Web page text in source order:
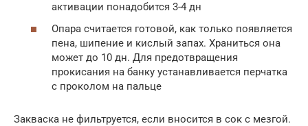
активации понадобится 3-4 дн
Опара считается готовой, как только появляется
пена, шипение и кислый запах. Храниться она
может до 10 дн. Для предотвращения
прокисания на банку устанавливается перчатка
с проколом на пальце
Закваска не фильтруется, если вносится в сок с мезгой.